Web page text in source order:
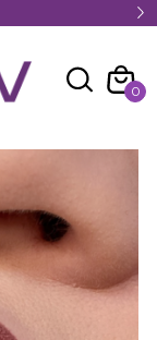
0